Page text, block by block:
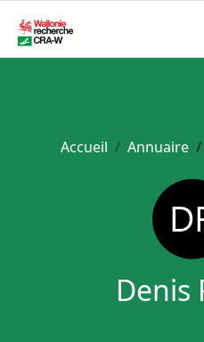
Accueil Annuaire
Denis